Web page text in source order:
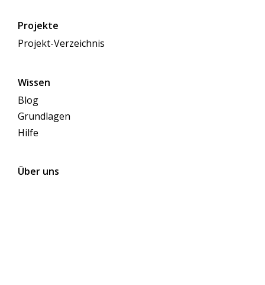
Projekte
Projekt-Verzeichnis
Wissen
Blog
Grundlagen
Hilfe
Über uns